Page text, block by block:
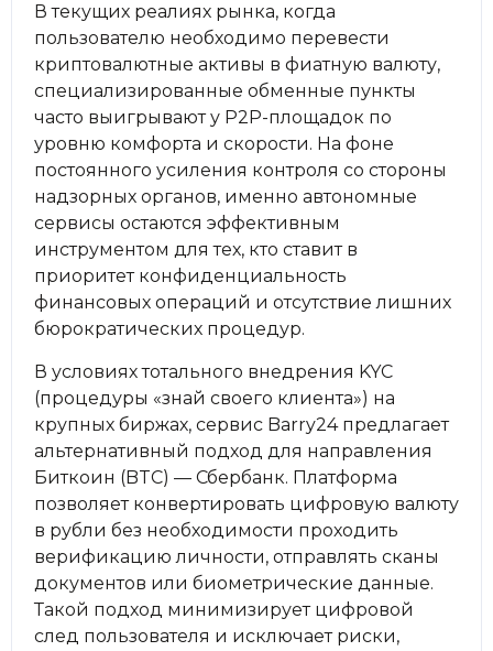
В текущих реалиях рынка, когда
пользователю необходимо перевести
криптовалютные активы в фиатную валюту,
специализированные обменные пункты
часто выигрывают у P2P-площадок по
уровню комфорта и скорости. На фоне
постоянного усиления контроля со стороны
надзорных органов, именно автономные
сервисы остаются эффективным
инструментом для тех, кто ставит в
приоритет конфиденциальность
финансовых операций и отсутствие лишних
бюрократических процедур.
В условиях тотального внедрения KYC
(процедуры «знай своего клиента») на
крупных биржах, сервис Barry24 предлагает
альтернативный подход для направления
Биткоин (BTC) — Сбербанк. Платформа
позволяет конвертировать цифровую валюту
в рубли без необходимости проходить
верификацию личности, отправлять сканы
документов или биометрические данные.
Такой подход минимизирует цифровой
след пользователя и исключает риски,